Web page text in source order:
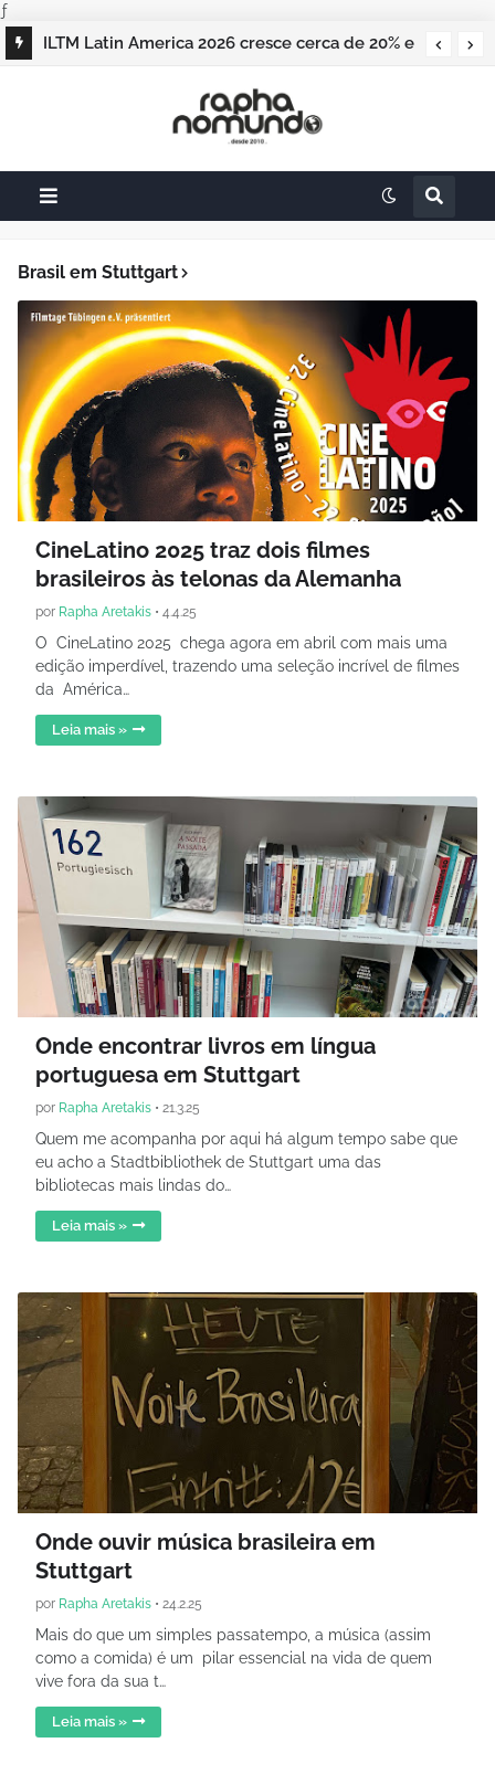
ƒ
ILTM Latin America 2026 cresce cerca de 20% e
Brasil em Stuttgart
CineLatino 2025 traz dois filmes
brasileiros às telonas da Alemanha
por Rapha Aretakis • 4.4.25
O CineLatino 2025 chega agora em abril com mais uma
edição imperdível, trazendo uma seleção incrível de filmes
da América…
Leia mais »
Onde encontrar livros em língua
portuguesa em Stuttgart
por Rapha Aretakis • 21.3.25
Quem me acompanha por aqui há algum tempo sabe que
eu acho a Stadtbibliothek de Stuttgart uma das
bibliotecas mais lindas do…
Leia mais »
Onde ouvir música brasileira em
Stuttgart
por Rapha Aretakis • 24.2.25
Mais do que um simples passatempo, a música (assim
como a comida) é um pilar essencial na vida de quem
vive fora da sua t…
Leia mais »